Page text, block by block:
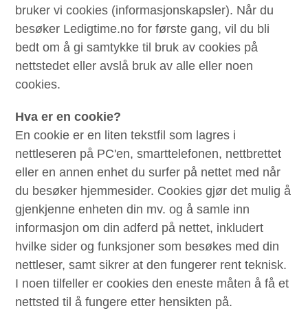
bruker vi cookies (informasjonskapsler). Når du
besøker Ledigtime.no for første gang, vil du bli
bedt om å gi samtykke til bruk av cookies på
nettstedet eller avslå bruk av alle eller noen
cookies.
Hva er en cookie?
En cookie er en liten tekstfil som lagres i
nettleseren på PC'en, smarttelefonen, nettbrettet
eller en annen enhet du surfer på nettet med når
du besøker hjemmesider. Cookies gjør det mulig å
gjenkjenne enheten din mv. og å samle inn
informasjon om din adferd på nettet, inkludert
hvilke sider og funksjoner som besøkes med din
nettleser, samt sikrer at den fungerer rent teknisk.
I noen tilfeller er cookies den eneste måten å få et
nettsted til å fungere etter hensikten på.